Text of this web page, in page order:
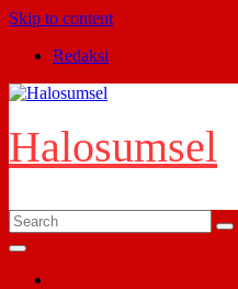
Skip to content
Redaksi
Halosumsel